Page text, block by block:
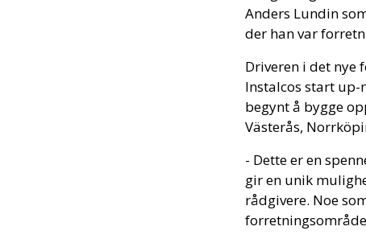
Anders Lundin
der han var
Driveren i det nye
Instalcos start up-
begynt å bygge
Västerås,
- Dette er en
gir en unik
rådgivere. Noe